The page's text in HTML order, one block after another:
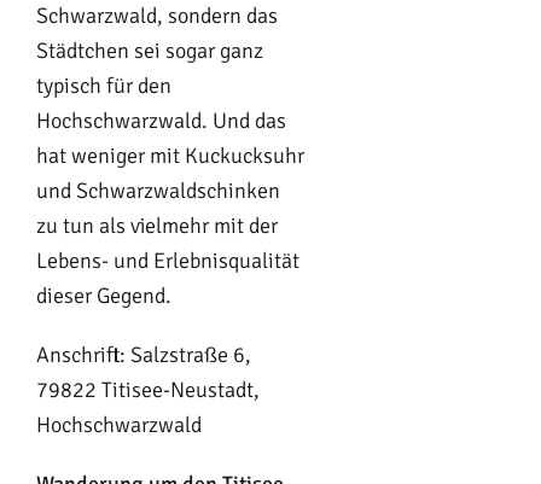
Schwarzwald, sondern das
Städtchen sei sogar ganz
typisch für den
Hochschwarzwald. Und das
hat weniger mit Kuckucksuhr
und Schwarzwaldschinken
zu tun als vielmehr mit der
Lebens- und Erlebnisqualität
dieser Gegend.
Anschrift: Salzstraße 6,
79822 Titisee-Neustadt,
Hochschwarzwald